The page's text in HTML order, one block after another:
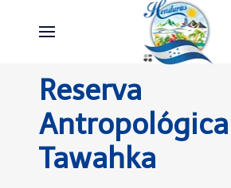
Reserva
Tawahka